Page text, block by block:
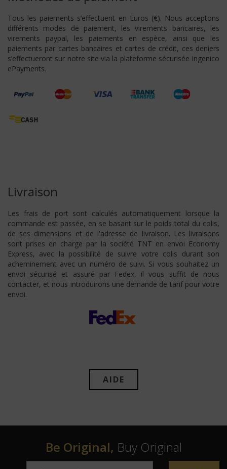
Tous les paiements s’effectuent en Euros (€). Nous acceptons
différents modes de paiement, les virements bancaires, les
virements paypal, les paiements en espèce, ainsi que les
paiements par cartes bancaires et cartes de crédit, ces deniers
s’effectueront sur notre site via la plateforme sécurisée Ingenico
ePayments.
Livraison
Les frais de port sont calculés automatiquement lorsque la
commande est passée, en se basant sur le poids total du colis,
de ses dimensions et de l'adresse de livraison. Les livraisons
sont prises en charge par la société TNT en envoi Economy
Express, avec la possibilité de suivre votre colis durant son
acheminement avec un numéro de suivi. Si vous souhaitez un
envoi sécurisé et assuré par Fedex, il vous suffit de nous
contacter, et nous introduirons une demande de tarif pour votre
envoi.
AIDE
Be Original, Buy Original